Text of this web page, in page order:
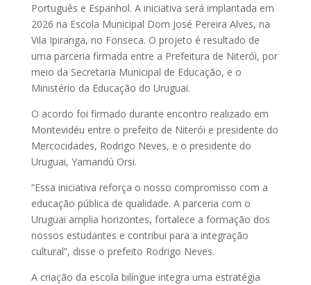
Português e Espanhol. A iniciativa será implantada em
2026 na Escola Municipal Dom José Pereira Alves, na
Vila Ipiranga, no Fonseca. O projeto é resultado de
uma parceria firmada entre a Prefeitura de Niterói, por
meio da Secretaria Municipal de Educação, e o
Ministério da Educação do Uruguai.
O acordo foi firmado durante encontro realizado em
Montevidéu entre o prefeito de Niterói e presidente do
Mercocidades, Rodrigo Neves, e o presidente do
Uruguai, Yamandú Orsi.
“Essa iniciativa reforça o nosso compromisso com a
educação pública de qualidade. A parceria com o
Uruguai amplia horizontes, fortalece a formação dos
nossos estudantes e contribui para a integração
cultural”, disse o prefeito Rodrigo Neves.
A criação da escola bilíngue integra uma estratégia